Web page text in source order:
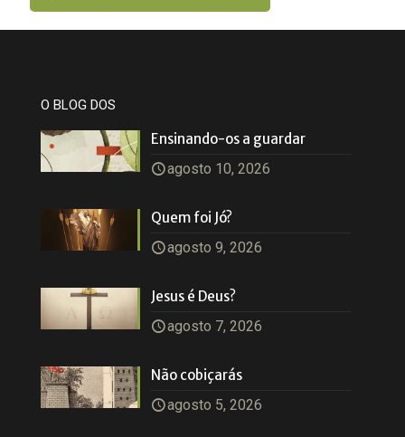
O BLOG DOS
Ensinando-os a guardar
agosto 10, 2026
Quem foi Jó?
agosto 9, 2026
Jesus é Deus?
agosto 7, 2026
Não cobiçarás
agosto 5, 2026